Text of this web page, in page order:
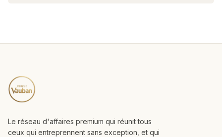
Le réseau d'affaires premium qui réunit tous
ceux qui entreprennent sans exception, et qui